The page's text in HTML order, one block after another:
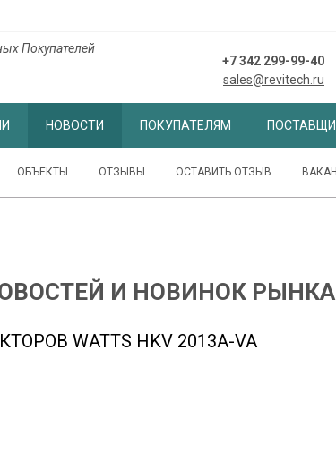
+7 342 299-99-40
sales@revitech.ru
Покупателей
НОВОСТИ ПОКУПАТЕЛЯМ
ОБЪЕКТЫ ОТЗЫВЫ ОСТАВИТЬ ОТЗЫВ
И НОВИНОК РЫНКА
WATTS HKV 2013A-VA